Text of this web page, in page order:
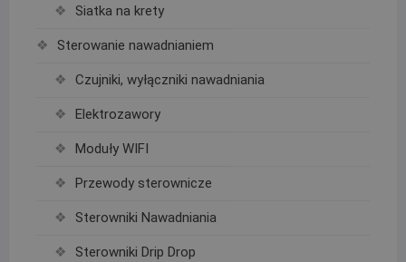
Siatka na krety
Sterowanie nawadnianiem
Czujniki, wyłączniki nawadniania
Elektrozawory
Moduły WIFI
Przewody sterownicze
Sterowniki Nawadniania
Sterowniki Drip Drop